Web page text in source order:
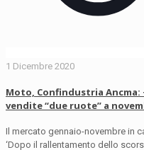
1 Dicembre 2020
Moto, Confindustria Ancma:
vendite “due ruote” a
Il mercato gennaio-novembre in
‘Dopo il rallentamento dello